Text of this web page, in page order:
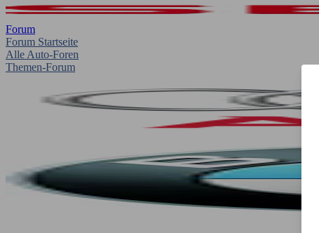
Forum
Forum Startseite
Alle Auto-Foren
Themen-Forum